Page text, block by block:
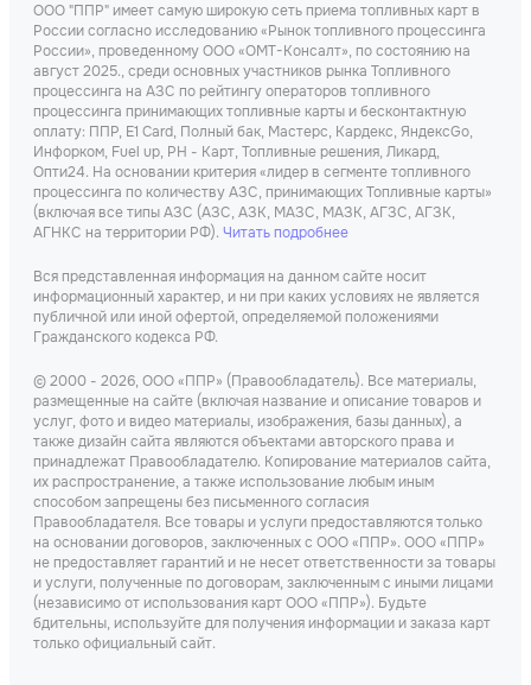
ООО "ППР" имеет самую широкую сеть приема топливных карт в
России согласно исследованию «Рынок топливного процессинга
России», проведенному ООО «ОМТ-Консалт», по состоянию на
август 2025., среди основных участников рынка Топливного
процессинга на АЗС по рейтингу операторов топливного
процессинга принимающих топливные карты и бесконтактную
оплату: ППР, Е1 Card, Полный бак, Мастерс, Кардекс, ЯндексGo,
Инфорком, Fuel up, РН - Карт, Топливные решения, Ликард,
Опти24. На основании критерия «лидер в сегменте топливного
процессинга по количеству АЗС, принимающих Топливные карты»
(включая все типы АЗС (АЗС, АЗК, МАЗС, МАЗК, АГЗС, АГЗК,
АГНКС на территории РФ). Читать подробнее
Вся представленная информация на данном сайте носит
информационный характер, и ни при каких условиях не является
публичной или иной офертой, определяемой положениями
Гражданского кодекса РФ.
© 2000 - 2026, ООО «ППР» (Правообладатель). Все материалы,
размещенные на сайте (включая название и описание товаров и
услуг, фото и видео материалы, изображения, базы данных), а
также дизайн сайта являются объектами авторского права и
принадлежат Правообладателю. Копирование материалов сайта,
их распространение, а также использование любым иным
способом запрещены без письменного согласия
Правообладателя. Все товары и услуги предоставляются только
на основании договоров, заключенных с ООО «ППР». ООО «ППР»
не предоставляет гарантий и не несет ответственности за товары
и услуги, полученные по договорам, заключенным с иными лицами
(независимо от использования карт ООО «ППР»). Будьте
бдительны, используйте для получения информации и заказа карт
только официальный сайт.